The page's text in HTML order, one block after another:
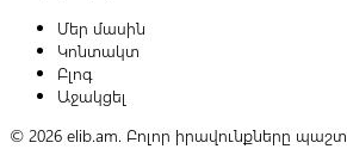
Մեր մասին
Կոնտակտ
Բլոգ
Աջակցել
© 2026 elib.am. Բոլոր իրավունքները